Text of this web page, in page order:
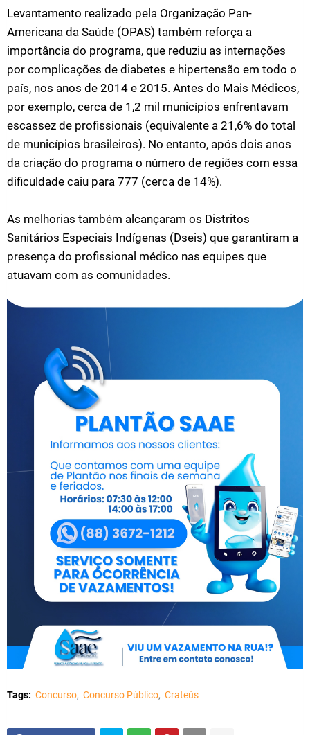
Levantamento realizado pela Organização Pan-
Americana da Saúde (OPAS) também reforça a
importância do programa, que reduziu as internações
por complicações de diabetes e hipertensão em todo o
país, nos anos de 2014 e 2015. Antes do Mais Médicos,
por exemplo, cerca de 1,2 mil municípios enfrentavam
escassez de profissionais (equivalente a 21,6% do total
de municípios brasileiros). No entanto, após dois anos
da criação do programa o número de regiões com essa
dificuldade caiu para 777 (cerca de 14%).
As melhorias também alcançaram os Distritos
Sanitários Especiais Indígenas (Dseis) que garantiram a
presença do profissional médico nas equipes que
atuavam com as comunidades.
Tags: Concurso Concurso Público Crateús